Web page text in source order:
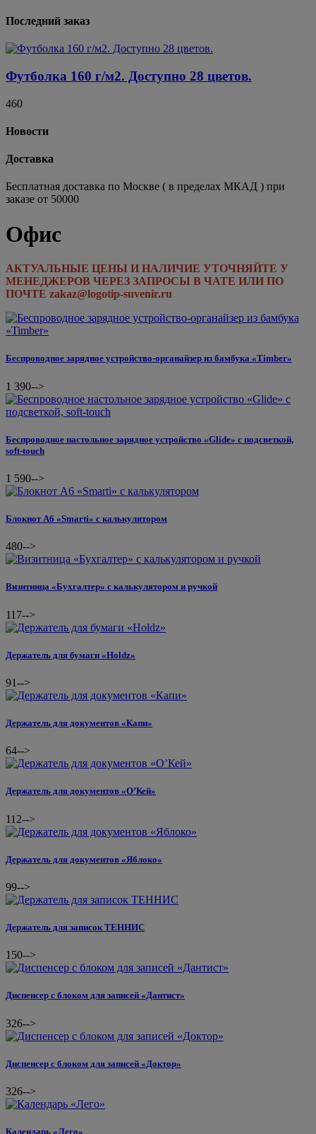
Последний заказ
Футболка 160 г/м2. Доступно 28 цветов.
460
Новости
Доставка
Бесплатная доставка по Москве ( в пределах МКАД ) при
заказе от 50000
Офис
АКТУАЛЬНЫЕ ЦЕНЫ И НАЛИЧИЕ УТОЧНЯЙТЕ У
МЕНЕДЖЕРОВ ЧЕРЕЗ ЗАПРОСЫ В ЧАТЕ ИЛИ ПО
ПОЧТЕ zakaz@logotip-suvenir.ru
Беспроводное зарядное устройство-органайзер из бамбука «Timber»
1 390-->
Беспроводное настольное зарядное устройство «Glide» с подсветкой,
soft-touch
1 590-->
Блокнот А6 «Smarti» с калькулятором
480-->
Визитница «Бухгалтер» с калькулятором и ручкой
117-->
Держатель для бумаги «Holdz»
91-->
Держатель для документов «Капи»
64-->
Держатель для документов «О’Кей»
112-->
Держатель для документов «Яблоко»
99-->
Держатель для записок ТЕННИС
150-->
Диспенсер с блоком для записей «Дантист»
326-->
Диспенсер с блоком для записей «Доктор»
326-->
Календарь «Лего»